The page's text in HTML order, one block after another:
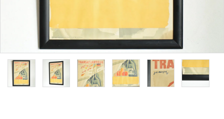
プライバシーポリシー
特定商取引法について
お問い合わせ